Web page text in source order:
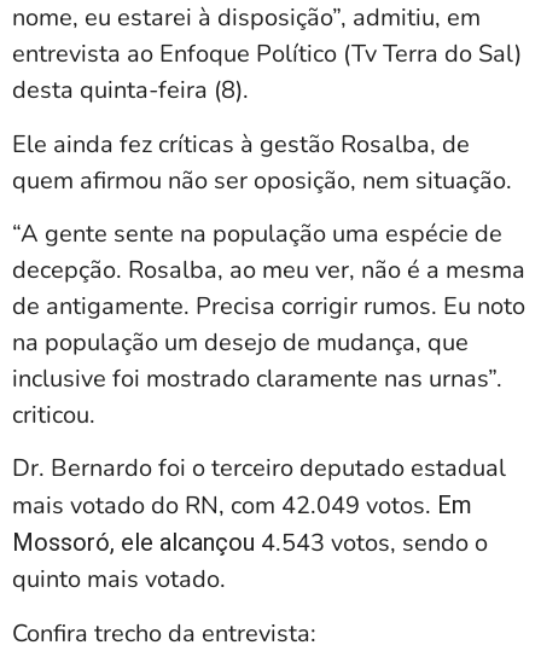
nome, eu estarei à disposição”, admitiu, em
entrevista ao Enfoque Político (Tv Terra do Sal)
desta quinta-feira (8).
Ele ainda fez críticas à gestão Rosalba, de
quem afirmou não ser oposição, nem situação.
“A gente sente na população uma espécie de
decepção. Rosalba, ao meu ver, não é a mesma
de antigamente. Precisa corrigir rumos. Eu noto
na população um desejo de mudança, que
inclusive foi mostrado claramente nas urnas”.
criticou.
Dr. Bernardo foi o terceiro deputado estadual
mais votado do RN, com 42.049 votos. Em
Mossoró, ele alcançou 4.543 votos, sendo o
quinto mais votado.
Confira trecho da entrevista: